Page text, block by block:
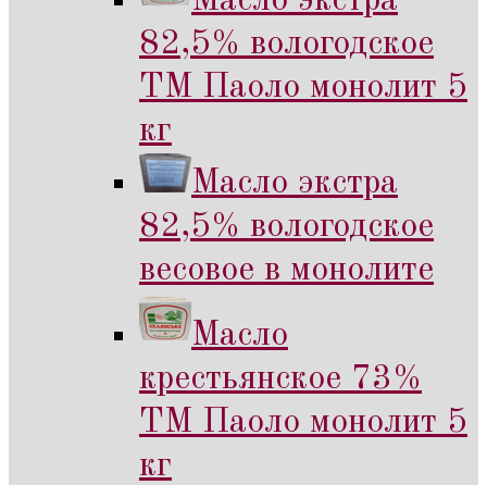
82,5% вологодское
ТМ Паоло монолит 5
кг
Масло экстра
82,5% вологодское
весовое в монолите
Масло
крестьянское 73%
ТМ Паоло монолит 5
кг